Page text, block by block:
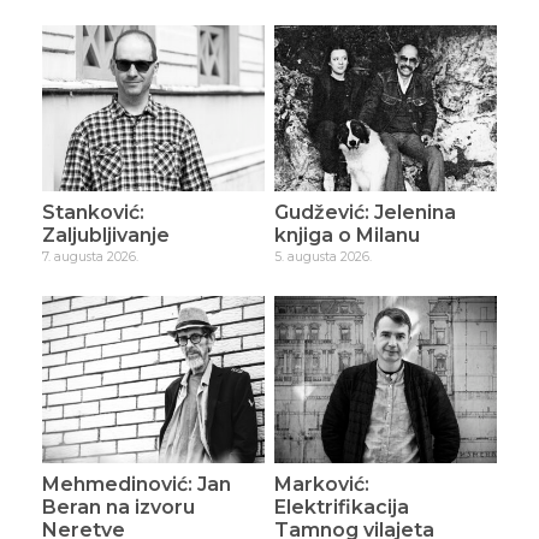
Stanković:
Zaljubljivanje
7. augusta 2026.
Gudžević: Jelenina
knjiga o Milanu
5. augusta 2026.
Mehmedinović: Jan
Beran na izvoru
Neretve
Marković:
Elektrifikacija
Tamnog vilajeta